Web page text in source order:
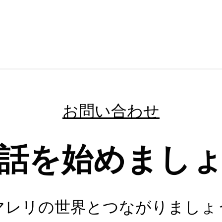
お問い合わせ
を始めまし
レリの世界とつながりましょ